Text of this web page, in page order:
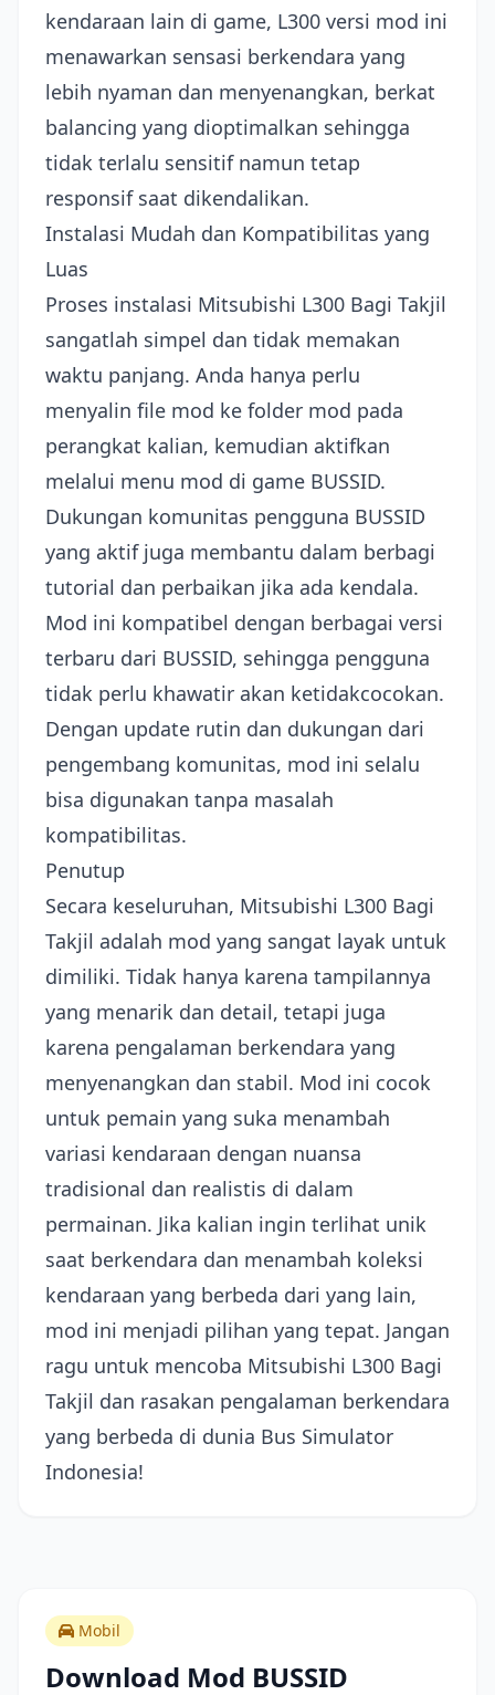
kendaraan lain di game, L300 versi mod ini
menawarkan sensasi berkendara yang
lebih nyaman dan menyenangkan, berkat
balancing yang dioptimalkan sehingga
tidak terlalu sensitif namun tetap
responsif saat dikendalikan.
Instalasi Mudah dan Kompatibilitas yang
Luas
Proses instalasi Mitsubishi L300 Bagi Takjil
sangatlah simpel dan tidak memakan
waktu panjang. Anda hanya perlu
menyalin file mod ke folder mod pada
perangkat kalian, kemudian aktifkan
melalui menu mod di game BUSSID.
Dukungan komunitas pengguna BUSSID
yang aktif juga membantu dalam berbagi
tutorial dan perbaikan jika ada kendala.
Mod ini kompatibel dengan berbagai versi
terbaru dari BUSSID, sehingga pengguna
tidak perlu khawatir akan ketidakcocokan.
Dengan update rutin dan dukungan dari
pengembang komunitas, mod ini selalu
bisa digunakan tanpa masalah
kompatibilitas.
Penutup
Secara keseluruhan, Mitsubishi L300 Bagi
Takjil adalah mod yang sangat layak untuk
dimiliki. Tidak hanya karena tampilannya
yang menarik dan detail, tetapi juga
karena pengalaman berkendara yang
menyenangkan dan stabil. Mod ini cocok
untuk pemain yang suka menambah
variasi kendaraan dengan nuansa
tradisional dan realistis di dalam
permainan. Jika kalian ingin terlihat unik
saat berkendara dan menambah koleksi
kendaraan yang berbeda dari yang lain,
mod ini menjadi pilihan yang tepat. Jangan
ragu untuk mencoba Mitsubishi L300 Bagi
Takjil dan rasakan pengalaman berkendara
yang berbeda di dunia Bus Simulator
Indonesia!
Mobil
Download Mod BUSSID